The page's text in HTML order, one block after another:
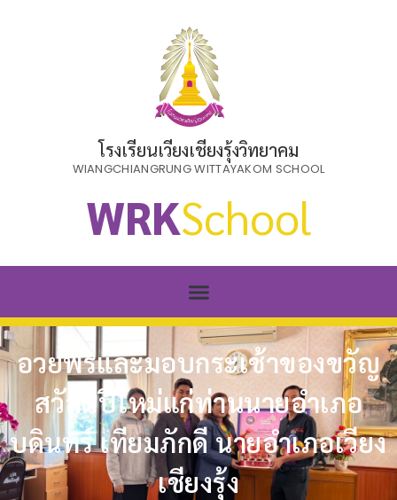
โรงเรียนเวียงเชียงรุ้งวิทยาคม
WIANGCHIANGRUNG WITTAYAKOM SCHOOL
WRKSchool
อวยพรและมอบกระเช้าของขวัญ
สวัสดีปีใหม่แก่ท่านนายอำเภอ
บดินทร์ เทียมภักดี นายอำเภอเวียง
เชียงรุ้ง